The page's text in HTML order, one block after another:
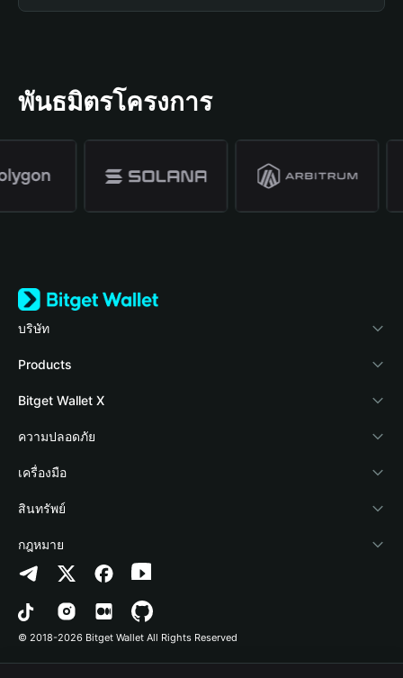
พันธมิตรโครงการ
บริษัท
เกี่ยวกับ Bitget Wallet
Blog
Academy
ข่าวสารด้านคริปโต
ศูนย์ช่วยเหลือ
ติดต่อเรา
ทรัพยากรข้อมูลของแบรนด์
อาชีพ
Products
Crypto Card
Stablecoin Earn
Payfi Crypto
Crypto Swap API
Altcoin Season Index
Prediction Markets
DApp
Bitget Wallet X
นักพัฒนา
เชื่อมต่อ Wallet
Bitget Wallet Pay
ลิสต์โปรเจกต์
ความปลอดภัย
Protection Fund
เทคโนโลยีความปลอดภัย
เครื่องมือ
ซื้อคริปโต
การตรวจจับการอนุญาต
การตรวจจับสัญญา
การโอนเป็นชุด
สินทรัพย์
Arbitrum
Avalanche
Bitcoin
กฎหมาย
นโยบายความเป็นส่วนตัว
ข้อตกลงในการใช้บริการ
© 2018-2026 Bitget Wallet All Rights Reserved